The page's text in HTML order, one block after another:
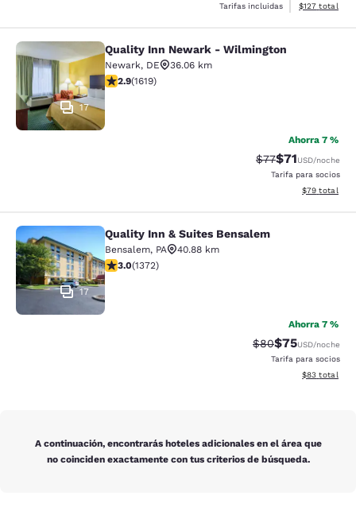
Tarifas incluidas
Ver detalles
$127 total
Quality Inn Newark - Wilmington
17
Quality Inn Newark - Wilmington
Newark, DE
36.06 km
calificación de 2.86 estrellas. Feria. 1619 reseñas
2.9(1619)
Ahorra 7 %
Precio tachado:
$77Precio con
$71USD/noche
Tarifa para socios
Ver detalles
$79 total
Quality Inn & Suites Bensalem
17
Quality Inn & Suites Bensalem
Bensalem, PA
40.88 km
calificación de 3.03 estrellas. Feria. 1372 reseñas
3.0(1372)
Ahorra 7 %
Precio tachado:
$80Precio con
$75USD/noche
Tarifa para socios
Ver detalles
$83 total
A continuación, encontrarás hoteles adicionales en el área que
no coinciden exactamente con tus criterios de búsqueda.